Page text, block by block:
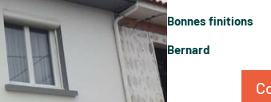
Bonnes finitions
Bernard